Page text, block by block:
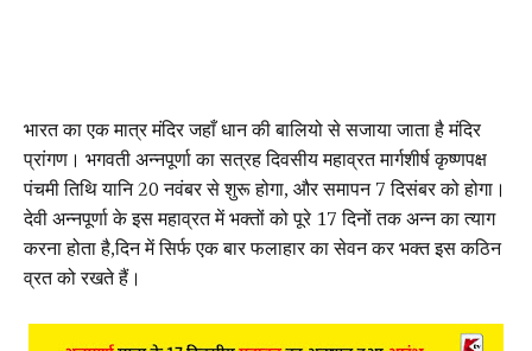
भारत का एक मात्र मंदिर जहाँ धान की बालियो से सजाया जाता है मंदिर
प्रांगण। भगवती अन्नपूर्णा का सत्रह दिवसीय महाव्रत मार्गशीर्ष कृष्णपक्ष
पंचमी तिथि यानि 20 नवंबर से शुरू होगा, और समापन 7 दिसंबर को होगा।
देवी अन्नपूर्णा के इस महाव्रत में भक्तों को पूरे 17 दिनों तक अन्न का त्याग
करना होता है,दिन में सिर्फ एक बार फलाहार का सेवन कर भक्त इस कठिन
व्रत को रखते हैं।